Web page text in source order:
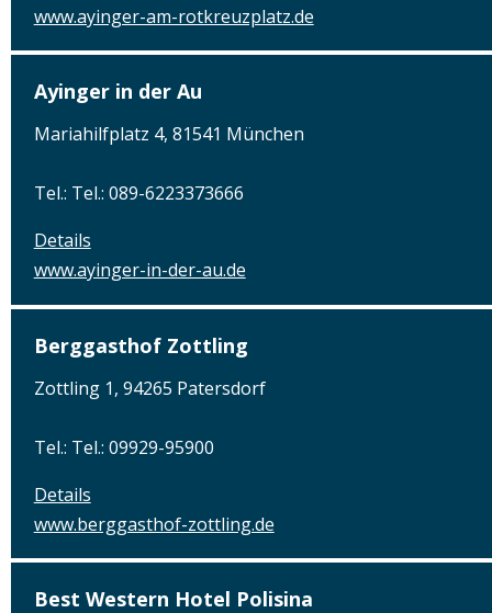
www.ayinger-am-rotkreuzplatz.de
Ayinger in der Au
Mariahilfplatz 4, 81541 München
Tel.: Tel.: 089-6223373666
Details
www.ayinger-in-der-au.de
Berggasthof Zottling
Zottling 1, 94265 Patersdorf
Tel.: Tel.: 09929-95900
Details
www.berggasthof-zottling.de
Best Western Hotel Polisina